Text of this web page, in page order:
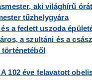
aki világhírű
tűzhelygyára
a fedett uszoda
a szultáni és a
történetéből
102 éve felavatott